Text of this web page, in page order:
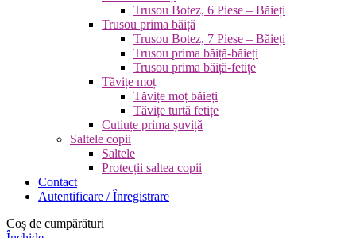
Trusou Botez, 6 Piese – Băieți
Trusou prima băiță
Trusou Botez, 7 Piese – Băieți
Trusou prima băiță-băieți
Trusou prima băiță-fetițe
Tăvițe moț
Tăvițe moț băieți
Tăvițe turtă fetițe
Cutiuțe prima șuviță
Saltele copii
Saltele
Protecții saltea copii
Contact
Autentificare / Înregistrare
Coș de cumpărături